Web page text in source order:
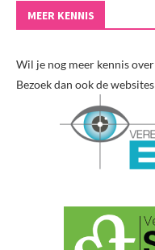
MEER KENNIS
Wil je nog meer kennis
Bezoek dan ook de